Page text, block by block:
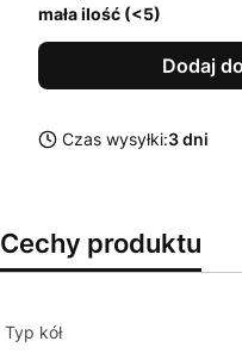
mała ilość (<5)
Dodaj
Czas wysyłki:3 dni
Cechy produktu
Typ kół